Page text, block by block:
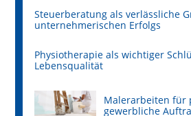
Steuerberatung als verlässliche
unternehmerischen Erfolgs
Physiotherapie als wichtiger
Lebensqualität
Malerarbeiten für
gewerbliche